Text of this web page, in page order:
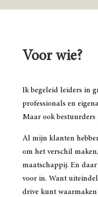
Voor wie?
Ik begeleid leiders in
professionals en
Maar ook
Al mijn klanten
om het verschil
maatschappij. En
voor in. Want
drive kunt